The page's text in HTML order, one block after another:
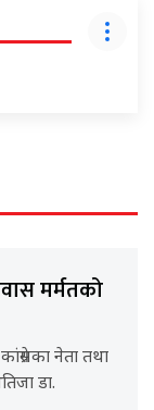
मर्मतको
नेता तथा
डा.